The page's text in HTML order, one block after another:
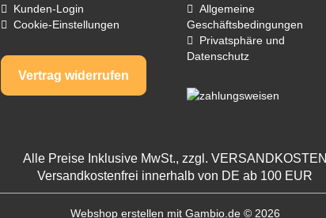
Kunden-Login
Cookie-Einstellungen
Vertrag widerrufen
Allgemeine
Geschäftsbedingungen
Privatsphäre und
Datenschutz
Alle Preise Inklusive MwSt., zzgl. VERSANDKOSTEN
Versandkostenfrei innerhalb von DE ab 100 EUR
Webshop erstellen mit Gambio.de © 2026